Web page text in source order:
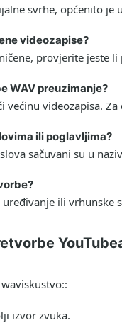
svrhe, općenito je
videozapise?
provjerite jeste li
WAV preuzimanje?
videozapisa.
ili poglavljima?
sačuvani su u
ili vrhunske
iskustvo::
izvor zvuka.